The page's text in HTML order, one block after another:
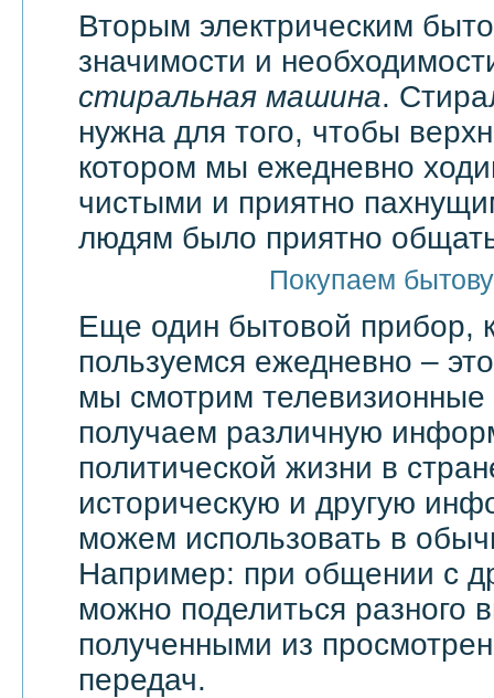
Вторым электрическим
значимости и
стиральная машина.
нужна для того, чтобы
котором мы ежедневно
чистыми и приятно
людям было приятно
Покупаем
Еще один бытовой прибор,
пользуемся ежедневно –
мы смотрим телевизионные
получаем различную
политической жизни в
историческую и другую
можем использовать в
Например: при общении с
можно поделиться разного
полученными из
передач.